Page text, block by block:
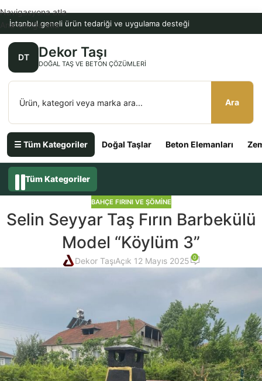
İstanbul geneli ürün tedariği ve uygulama desteği
DT Dekor Taşı
DOĞAL TAŞ VE BETON ÇÖZÜMLERI
Ara
☰ Tüm Kategoriler Doğal Taşlar Beton Elemanları
Navigasyona atla
Ana içeriğe atla
Tüm Kategoriler
BAHÇE FIRINI VE ŞÖMINE
Selin Seyyar Taş Fırın Barbekülü
Model “Köylüm 3”
Dekor TaşıAçık 12 Mayıs 2025 0